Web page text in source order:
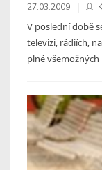
27.03.2009
V poslední době
televizi, rádiích,
plné všemožných